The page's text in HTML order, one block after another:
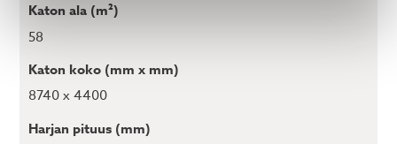
Katon ala (m²)
58
Katon koko (mm x mm)
8740 x 4400
Harjan pituus (mm)